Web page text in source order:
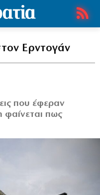
Ερντογάν
που έφεραν
φαίνεται πως